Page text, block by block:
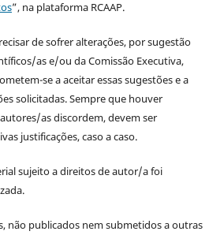
”, na plataforma RCAAP.
de sofrer alterações, por sugestão
as e/ou da Comissão Executiva,
se a aceitar essas sugestões e a
solicitadas. Sempre que houver
as discordem, devem ser
justificações, caso a caso.
sujeito a direitos de autor/a foi
não publicados nem submetidos a outras